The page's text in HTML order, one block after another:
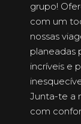
grupo!
com um
nossas
planeadas
incríveis e
Junta-te a
com